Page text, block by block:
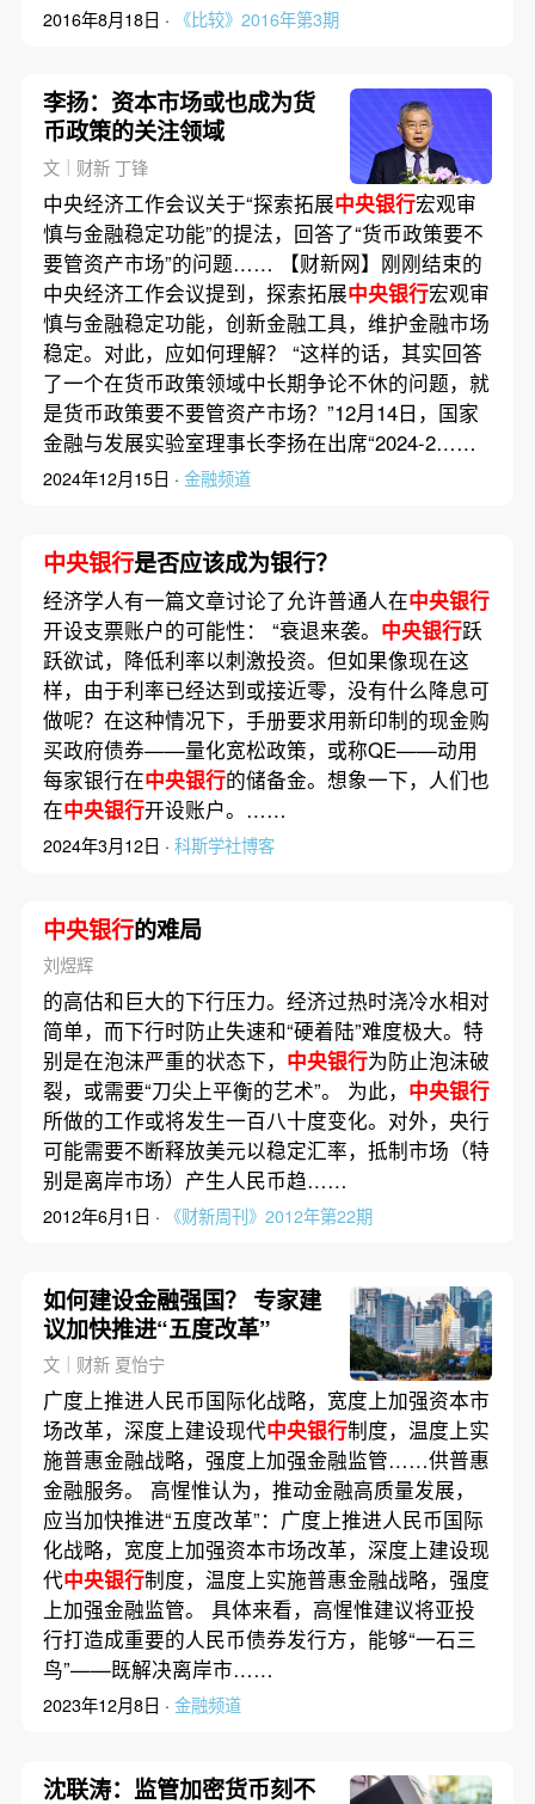
2016年8月18日 · 《比较》2016年第3期
李扬：资本市场或也成为货
币政策的关注领域
文｜财新 丁锋
中央经济工作会议关于“探索拓展中央银行宏观审
慎与金融稳定功能”的提法，回答了“货币政策要不
要管资产市场”的问题…… 【财新网】刚刚结束的
中央经济工作会议提到，探索拓展中央银行宏观审
慎与金融稳定功能，创新金融工具，维护金融市场
稳定。对此，应如何理解？ “这样的话，其实回答
了一个在货币政策领域中长期争论不休的问题，就
是货币政策要不要管资产市场？”12月14日，国家
金融与发展实验室理事长李扬在出席“2024-2……
2024年12月15日 · 金融频道
中央银行是否应该成为银行？
经济学人有一篇文章讨论了允许普通人在中央银行
开设支票账户的可能性： “衰退来袭。 中央银行跃
跃欲试，降低利率以刺激投资。但如果像现在这
样，由于利率已经达到或接近零，没有什么降息可
做呢？在这种情况下，手册要求用新印制的现金购
买政府债券——量化宽松政策，或称QE——动用
每家银行在中央银行的储备金。想象一下，人们也
在中央银行开设账户。……
2024年3月12日 · 科斯学社博客
中央银行的难局
刘煜辉
的高估和巨大的下行压力。经济过热时浇冷水相对
简单，而下行时防止失速和“硬着陆”难度极大。特
别是在泡沫严重的状态下， 中央银行为防止泡沫破
裂，或需要“刀尖上平衡的艺术”。 为此， 中央银行
所做的工作或将发生一百八十度变化。对外，央行
可能需要不断释放美元以稳定汇率，抵制市场（特
别是离岸市场）产生人民币趋……
2012年6月1日 · 《财新周刊》2012年第22期
如何建设金融强国？ 专家建
议加快推进“五度改革”
文｜财新 夏怡宁
广度上推进人民币国际化战略，宽度上加强资本市
场改革，深度上建设现代中央银行制度，温度上实
施普惠金融战略，强度上加强金融监管……供普惠
金融服务。 高惺惟认为，推动金融高质量发展，
应当加快推进“五度改革”：广度上推进人民币国际
化战略，宽度上加强资本市场改革，深度上建设现
代中央银行制度，温度上实施普惠金融战略，强度
上加强金融监管。 具体来看，高惺惟建议将亚投
行打造成重要的人民币债券发行方，能够“一石三
鸟”——既解决离岸市……
2023年12月8日 · 金融频道
沈联涛：监管加密货币刻不